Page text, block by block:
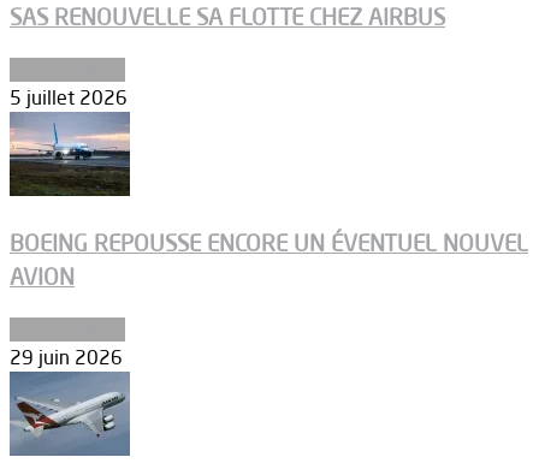
SAS RENOUVELLE SA FLOTTE CHEZ AIRBUS
5 juillet 2026
BOEING REPOUSSE ENCORE UN ÉVENTUEL NOUVEL
AVION
29 juin 2026